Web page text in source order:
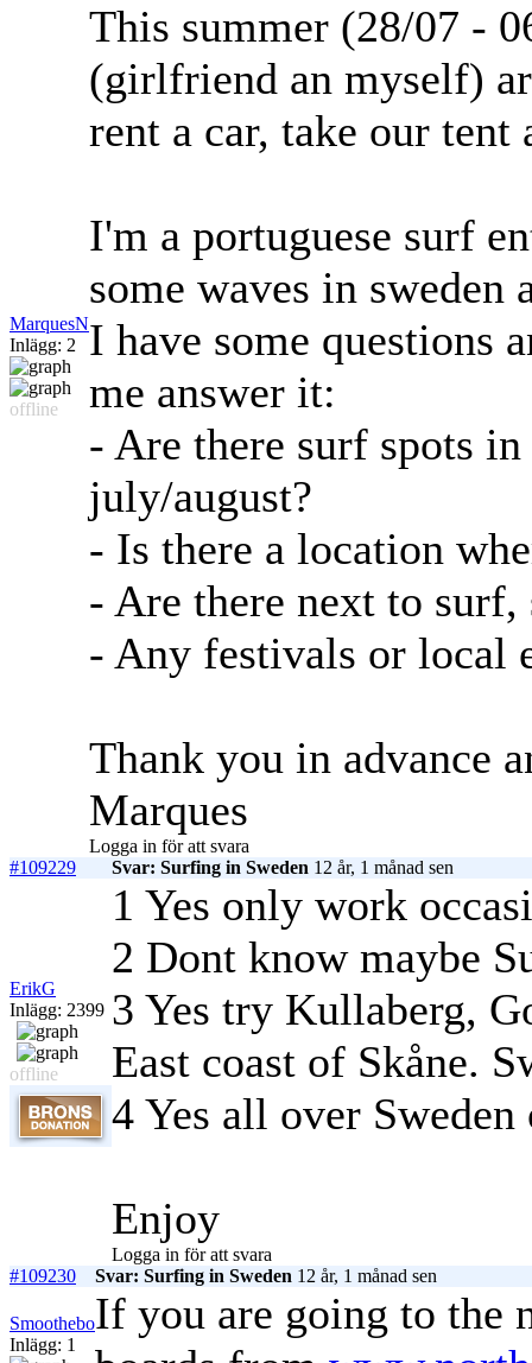
MarquesN
Inlägg: 2
offline
This summer (28/07 -
(girlfriend an myself)
rent a car, take our tent
I'm a portuguese surf
some waves in sweden
I have some questions
me answer it:
- Are there surf spots
july/august?
- Is there a location
- Are there next to
- Any festivals or local
Thank you in advance
Marques
Logga in för att svara
#109229
Svar: Surfing in Sweden 12 år, 1 månad sen
ErikG
Inlägg: 2399
offline
1 Yes only work
2 Dont know maybe
3 Yes try Kullaberg,
East coast of Skåne.
4 Yes all over Sweden
Enjoy
Logga in för att svara
#109230
Svar: Surfing in Sweden 12 år, 1 månad sen
Smoothebo
Inlägg: 1
If you are going to the